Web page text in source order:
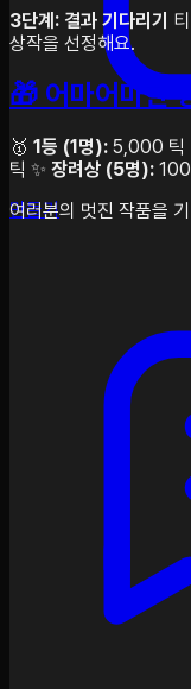
만들기
3단계: 결과 기다리기
상작을 선정해요.
🎁 어마어마한
🥇 1등 (1명): 5,000 틱
틱 ✨ 장려상 (5명):
여러분의 멋진 작품을